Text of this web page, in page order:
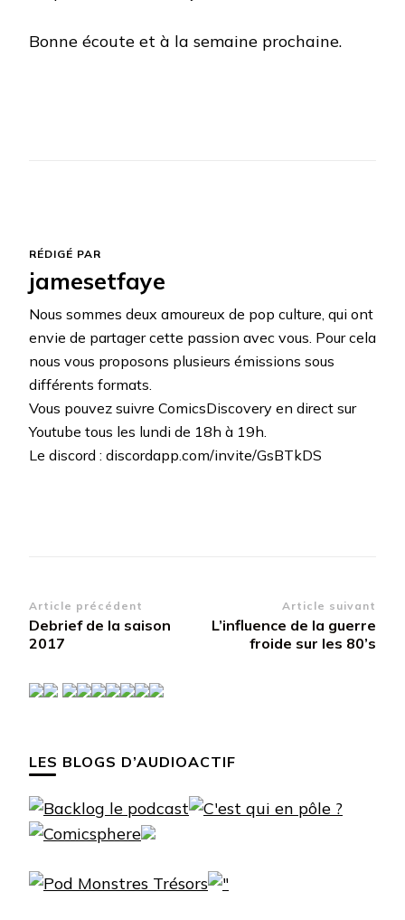
Bonne écoute et à la semaine prochaine.
RÉDIGÉ PAR
jamesetfaye
Nous sommes deux amoureux de pop culture, qui ont
envie de partager cette passion avec vous. Pour cela
nous vous proposons plusieurs émissions sous
différents formats.
Vous pouvez suivre ComicsDiscovery en direct sur
Youtube tous les lundi de 18h à 19h.
Le discord : discordapp.com/invite/GsBTkDS
Navigation
d’article
Article précédent
Debrief de la saison
2017
Article suivant
L’influence de la guerre
froide sur les 80’s
LES BLOGS D’AUDIOACTIF